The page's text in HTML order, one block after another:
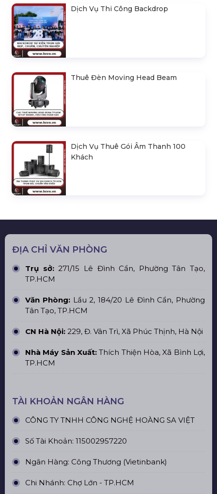
Dịch Vụ Thi Công Backdrop
Thuê Đèn Moving Head Beam
Dịch Vụ Thuê Gói Âm Thanh 100
Khách
ĐỊA CHỈ VĂN PHÒNG
Trụ sở:271/15 Lê Đình Cẩn, Phường Tân Tạo,
TP.HCM
Văn Phòng:Lầu 2, 184/20 Lê Đình Cẩn, Phường
Tân Tạo, TP.HCM
CN Hà Nội: 229, Đ. Vân Trì, Xã Phúc Thịnh, Hà Nội
Nhà Máy Sản Xuất: Thích Thiện Hòa, Xã Bình Lợi,
TP.HCM
TÀI KHOẢN NGÂN HÀNG
CÔNG TY TNHH CÔNG NGHỆ HOÀNG SA VIỆT
Số Tài Khoản: 115002957220
Ngân Hàng: Công Thương (Vietinbank)
Chi Nhánh: Chợ Lớn - TP.HCM